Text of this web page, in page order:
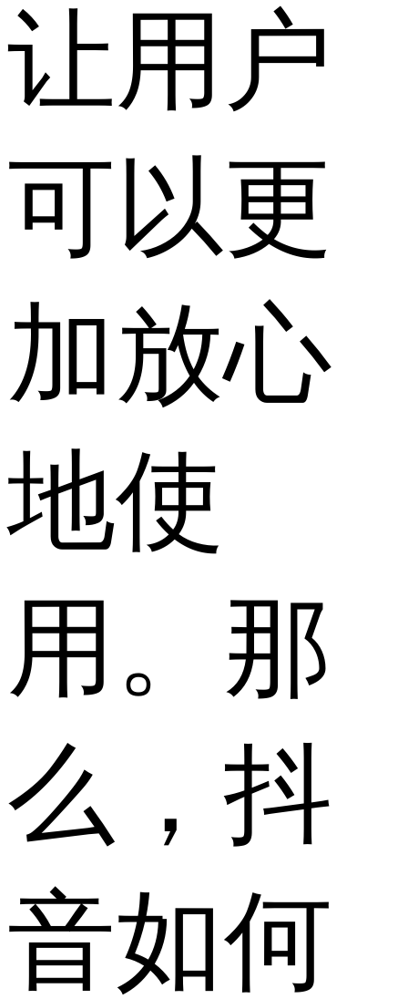
让用户
可以更
加放心
地使
用。那
么，抖
音如何